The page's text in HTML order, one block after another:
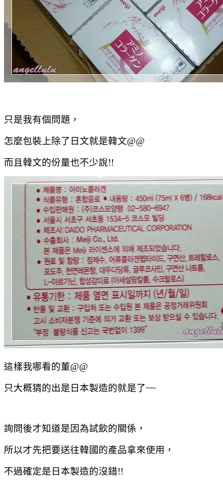
只是我有個問題，
怎麼包裝上除了日文就是韓文@@
而且韓文的份量也不少說!!
這樣我哪看的董@@
只大概猜的出是日本製造的就是了~~
詢問後才知道是因為試飲的關係，
所以才先把要送往韓國的產品拿來使用，
不過確定是日本製造的沒錯!!